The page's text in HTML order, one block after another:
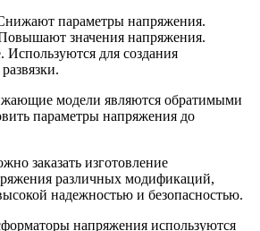
параметры напряжения.
значения напряжения.
Используются для создания
модели являются обратимыми
параметры напряжения до
заказать изготовление
различных модификаций,
надежностью и безопасностью.
напряжения используются